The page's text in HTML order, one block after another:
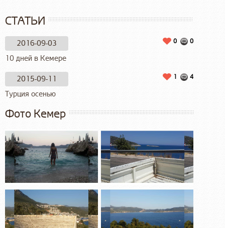
СТАТЬИ
2016-09-03 0
0
10 дней в Кемере
2015-09-11 4
1
Турция осенью
Фото Кемер